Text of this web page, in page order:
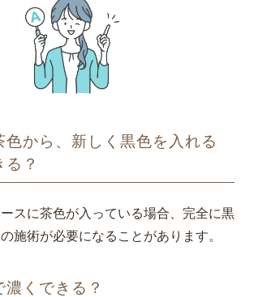
色から、新しく黒色を入れる
る？
スに茶色が入っている場合、完全に黒
施術が必要になることがあります。
濃くできる？